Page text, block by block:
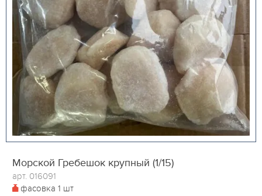
Морской Гребешок крупный (1/15)
арт. 016091
фасовка 1 шт